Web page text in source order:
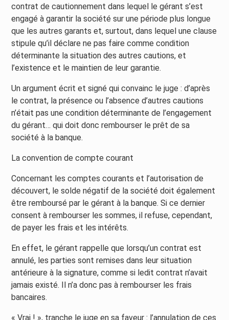
contrat de cautionnement dans lequel le gérant s’est
engagé à garantir la société sur une période plus longue
que les autres garants et, surtout, dans lequel une clause
stipule qu’il déclare ne pas faire comme condition
déterminante la situation des autres cautions, et
l’existence et le maintien de leur garantie.
Un argument écrit et signé qui convainc le juge : d’après
le contrat, la présence ou l’absence d’autres cautions
n’était pas une condition déterminante de l’engagement
du gérant… qui doit donc rembourser le prêt de sa
société à la banque.
La convention de compte courant
Concernant les comptes courants et l’autorisation de
découvert, le solde négatif de la société doit également
être remboursé par le gérant à la banque. Si ce dernier
consent à rembourser les sommes, il refuse, cependant,
de payer les frais et les intérêts.
En effet, le gérant rappelle que lorsqu’un contrat est
annulé, les parties sont remises dans leur situation
antérieure à la signature, comme si ledit contrat n’avait
jamais existé. Il n’a donc pas à rembourser les frais
bancaires.
« Vrai ! », tranche le juge en sa faveur : l’annulation de ces